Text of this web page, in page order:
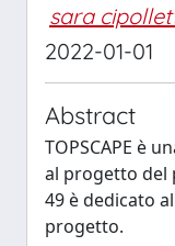
sara
2022-01-01
Abstract
TOPSCAPE è
al progetto del
49 è dedicato
progetto.